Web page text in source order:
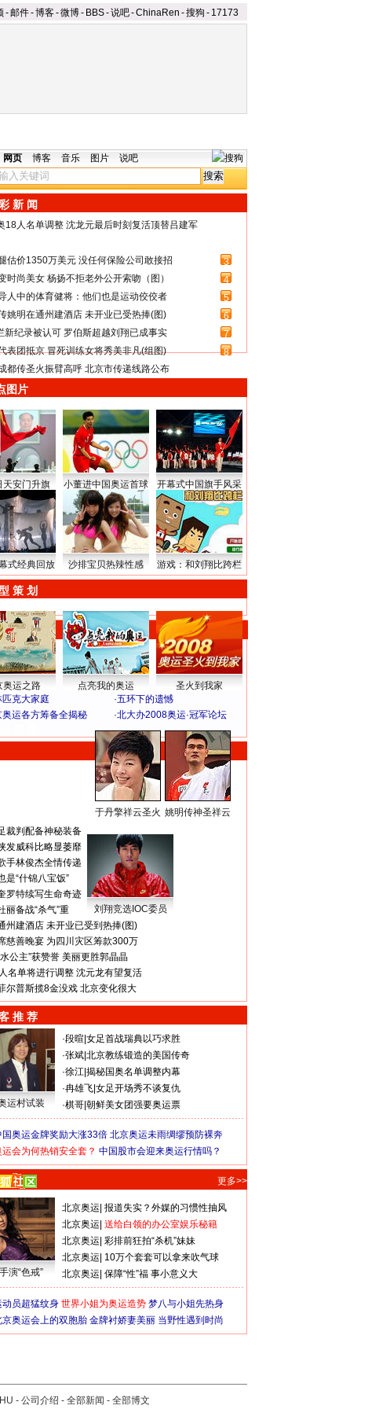
-邮件-博客-微博- BBS-说吧-ChinaRen -搜狗 - 17173
网页 博客 音乐 图片 说吧
新 闻
18人名单调整 沈龙元最后时刻复活顶替吕建军
估价1350万美元 没任何保险公司敢接招
3
时尚美女 杨扬不拒老外公开索吻（图）
4
人中的体育健将：他们也是运动佼佼者
5
姚明在通州建酒店 未开业已受热捧(图)
6
新纪录被认可 罗伯斯超越刘翔已成事实
7
表团抵京 冒死训练女将秀美非凡(组图)
8
都传圣火振臂高呼 北京市传递线路公布
图片
天安门升旗 小董进中国奥运首球 开幕式中国旗手风采
式经典回放 沙排宝贝热辣性感 游戏：和刘翔比跨栏
策 划
奥运之路 点亮我的奥运
圣火到我家
匹克大家庭 ·五环下的遗憾
奥运各方筹备全揭秘 ·北大办2008奥运·冠军论坛
于丹擎祥云圣火 姚明传神圣祥云
裁判配备神秘装备
发威科比略显萎靡
手林俊杰全情传递
是“什锦八宝饭”
罗特续写生命奇迹
丽备战“杀气”重
刘翔竞选IOC委员
州建酒店 未开业已受到热捧(图)
慈善晚宴 为四川灾区筹款300万
公主”获赞誉 美丽更胜郭晶晶
名单将进行调整 沈元龙有望复活
尔普斯揽8金没戏 北京变化很大
推 荐
运村试装
·段暄 女足首战瑞典以巧求胜
·张斌 北京教练锻造的美国传奇
·徐江 揭秘国奥名单调整内幕
·冉雄飞 女足开场秀不谈复仇
·棋哥 朝鲜美女团强要奥运票
国奥运金牌奖励大涨33倍 北京奥运未雨绸缪预防裸奔
运会为何热销安全套？ 中国股市会迎来奥运行情吗？
更多>>
演“色戒”
北京奥运 报道失实？外媒的习惯性抽风
北京奥运 送给白领的办公室娱乐秘籍
北京奥运 彩排前狂拍“杀机”妹妹
北京奥运 10万个套套可以拿来吹气球
北京奥运 保障“性”福 事小意义大
动员超猛纹身 世界小姐为奥运造势 梦八与小姐先热身
京奥运会上的双胞胎 金牌衬娇妻美丽 当野性遇到时尚
- 公司介绍 - 全部新闻 - 全部博文